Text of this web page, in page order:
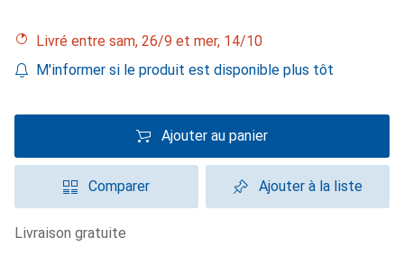
Livré entre sam, 26/9 et mer, 14/10
M'informer si le produit est disponible plus tôt
Ajouter au panier
Comparer Ajouter à la liste
livraison gratuite